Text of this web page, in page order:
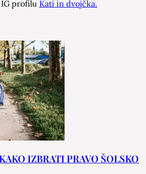
profilu Kati in dvojčka.
IZBRATI PRAVO ŠOLSKO